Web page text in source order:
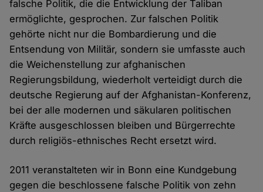
falsche Politik, die die Entwicklung der Taliban
ermöglichte, gesprochen. Zur falschen Politik
gehörte nicht nur die Bombardierung und die
Entsendung von Militär, sondern sie umfasste auch
die Weichenstellung zur afghanischen
Regierungsbildung, wiederholt verteidigt durch die
deutsche Regierung auf der Afghanistan-Konferenz,
bei der alle modernen und säkularen politischen
Kräfte ausgeschlossen bleiben und Bürgerrechte
durch religiös-ethnisches Recht ersetzt wird.
2011 veranstalteten wir in Bonn eine Kundgebung
gegen die beschlossene falsche Politik von zehn